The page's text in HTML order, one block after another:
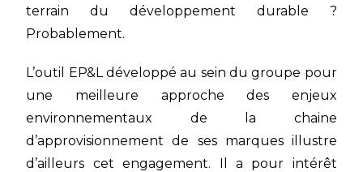
terrain du développement durable ?
Probablement.
L’outil EP&L développé au sein du groupe pour
une meilleure approche des enjeux
environnementaux de la chaine
d’approvisionnement de ses marques illustre
d’ailleurs cet engagement. Il a pour intérêt